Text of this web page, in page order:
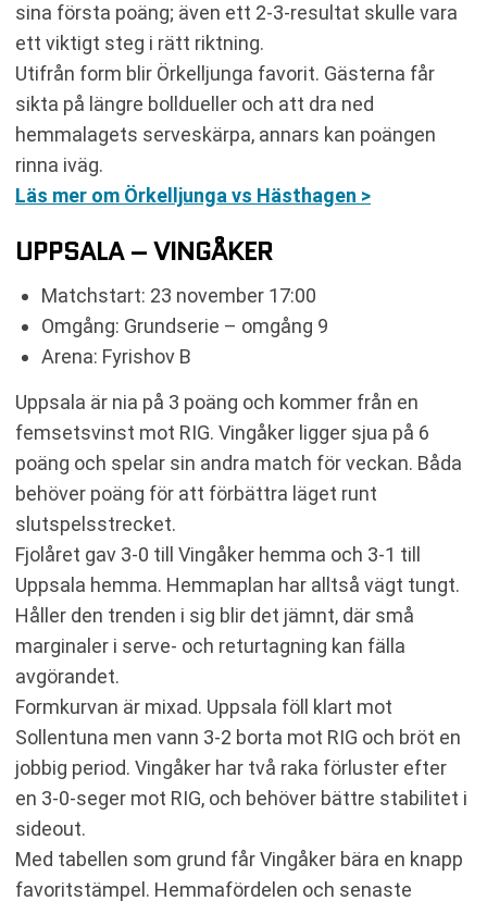
sina första poäng; även ett 2-3-resultat skulle vara
ett viktigt steg i rätt riktning.
Utifrån form blir Örkelljunga favorit. Gästerna får
sikta på längre bolldueller och att dra ned
hemmalagets serveskärpa, annars kan poängen
rinna iväg.
Läs mer om Örkelljunga vs Hästhagen >
UPPSALA – VINGÅKER
Matchstart: 23 november 17:00
Omgång: Grundserie – omgång 9
Arena: Fyrishov B
Uppsala är nia på 3 poäng och kommer från en
femsetsvinst mot RIG. Vingåker ligger sjua på 6
poäng och spelar sin andra match för veckan. Båda
behöver poäng för att förbättra läget runt
slutspelsstrecket.
Fjolåret gav 3-0 till Vingåker hemma och 3-1 till
Uppsala hemma. Hemmaplan har alltså vägt tungt.
Håller den trenden i sig blir det jämnt, där små
marginaler i serve- och returtagning kan fälla
avgörandet.
Formkurvan är mixad. Uppsala föll klart mot
Sollentuna men vann 3-2 borta mot RIG och bröt en
jobbig period. Vingåker har två raka förluster efter
en 3-0-seger mot RIG, och behöver bättre stabilitet i
sideout.
Med tabellen som grund får Vingåker bära en knapp
favoritstämpel. Hemmafördelen och senaste